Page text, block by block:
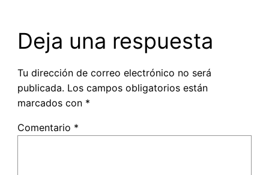
Deja una respuesta
Tu dirección de correo electrónico no será
publicada. Los campos obligatorios están
marcados con *
Comentario *